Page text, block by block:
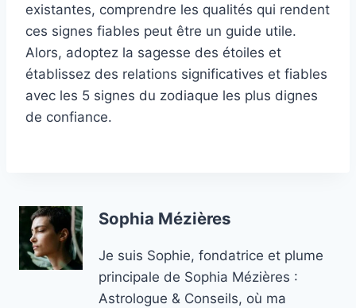
existantes, comprendre les qualités qui rendent
ces signes fiables peut être un guide utile.
Alors, adoptez la sagesse des étoiles et
établissez des relations significatives et fiables
avec les 5 signes du zodiaque les plus dignes
de confiance.
Sophia Mézières
Je suis Sophie, fondatrice et plume
principale de Sophia Mézières :
Astrologue & Conseils, où ma